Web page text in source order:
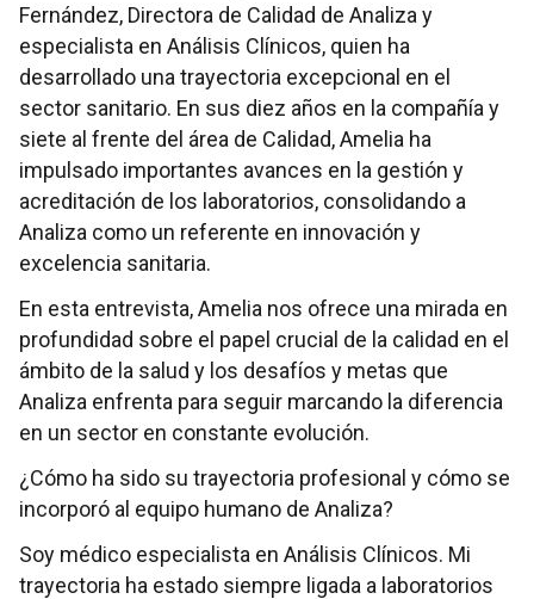
Fernández, Directora de Calidad de Analiza y
especialista en Análisis Clínicos, quien ha
desarrollado una trayectoria excepcional en el
sector sanitario. En sus diez años en la compañía y
siete al frente del área de Calidad, Amelia ha
impulsado importantes avances en la gestión y
acreditación de los laboratorios, consolidando a
Analiza como un referente en innovación y
excelencia sanitaria.
En esta entrevista, Amelia nos ofrece una mirada en
profundidad sobre el papel crucial de la calidad en el
ámbito de la salud y los desafíos y metas que
Analiza enfrenta para seguir marcando la diferencia
en un sector en constante evolución.
¿Cómo ha sido su trayectoria profesional y cómo se
incorporó al equipo humano de Analiza?
Soy médico especialista en Análisis Clínicos. Mi
trayectoria ha estado siempre ligada a laboratorios